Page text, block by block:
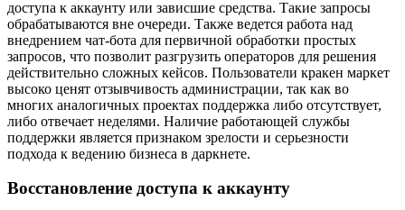
доступа к аккаунту или зависшие средства. Такие запросы
обрабатываются вне очереди. Также ведется работа над
внедрением чат-бота для первичной обработки простых
запросов, что позволит разгрузить операторов для решения
действительно сложных кейсов. Пользователи кракен маркет
высоко ценят отзывчивость администрации, так как во
многих аналогичных проектах поддержка либо отсутствует,
либо отвечает неделями. Наличие работающей службы
поддержки является признаком зрелости и серьезности
подхода к ведению бизнеса в даркнете.
Восстановление доступа к аккаунту